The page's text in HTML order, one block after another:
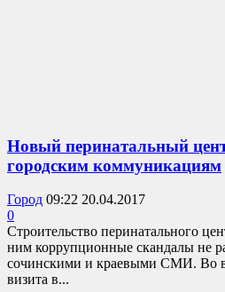
Новый перинатальный
городским коммуникациям
Город 09:22 20.04.2017
0
Строительство перинатального
ним коррупционные скандалы не
сочинскими и краевыми СМИ. Во
визита в...